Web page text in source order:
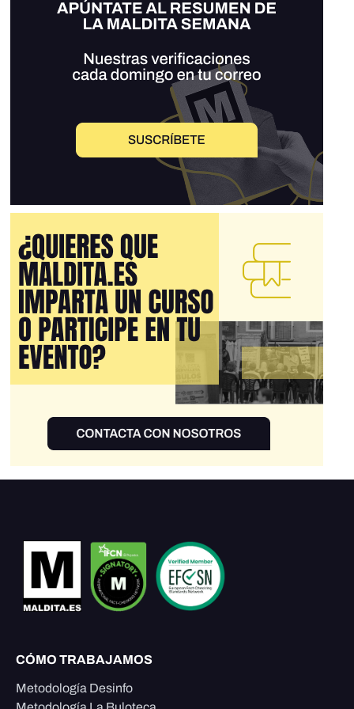
CÓMO TRABAJAMOS
Metodología Desinfo